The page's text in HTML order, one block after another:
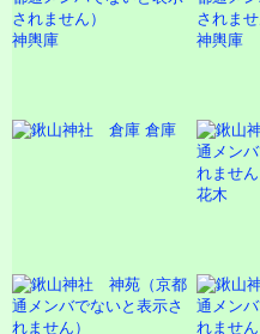
神輿庫 神輿庫
倉庫
花木